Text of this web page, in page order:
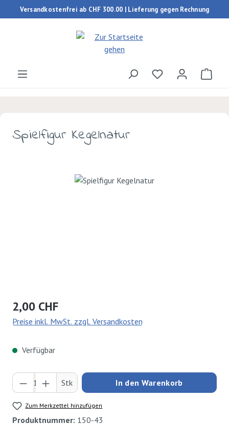
Zum Hauptinhalt springen
Versandkostenfrei ab CHF 300.00 | Lieferung gegen Rechnung
Du hast 0
Spielfigur Kegelnatur
Bildergalerie überspringen
Regulärer Preis:
2,00 CHF
Preise inkl. MwSt. zzgl. Versandkosten
Verfügbar
Produkt Anzahl: Gib den gewünschten Wert
Stk In den Warenkorb
Zum Merkzettel hinzufügen
Produktnummer: 150-43